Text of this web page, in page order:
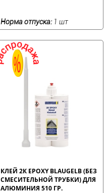
Норма отпуска: 1 шт
КЛЕЙ 2К EPOXY BLAUGELB (БЕЗ
СМЕСИТЕЛЬНОЙ ТРУБКИ) ДЛЯ
АЛЮМИНИЯ 510 ГР.